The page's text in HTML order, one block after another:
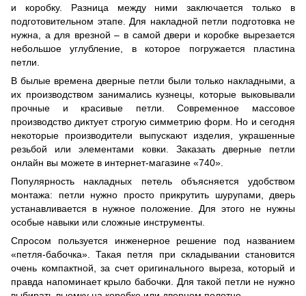
и коробку. Разница между ними заключается только в
подготовительном этапе. Для накладной петли подготовка не
нужна, а для врезной – в самой двери и коробке вырезается
небольшое углубление, в которое погружается пластина
петли.
В былые времена дверные петли были только накладными, а
их производством занимались кузнецы, которые выковывали
прочные и красивые петли. Современное массовое
производство диктует строгую симметрию форм. Но и сегодня
некоторые производители выпускают изделия, украшенные
резьбой или элементами ковки. Заказать дверные петли
онлайн вы можете в интернет-магазине «740».
Популярность накладных петель объясняется удобством
монтажа: петли нужно просто прикрутить шурупами, дверь
устанавливается в нужное положение. Для этого не нужны
особые навыки или сложные инструменты.
Спросом пользуется инженерное решение под названием
«петля-бабочка». Такая петля при складывании становится
очень компактной, за счет оригинального выреза, который и
правда напоминает крыло бабочки. Для такой петли не нужно